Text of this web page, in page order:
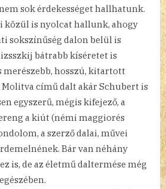
sok érdekességet hallhatunk.
közül is nyolcat hallunk, ahogy
sokszínűség dalon belül is
bátrabb kíséretet is
merészebb, hosszú, kitartott
című dalt akár Schubert is
egyszerű, mégis kifejező, a
a kiút (némi maggiorés
a szerző dalai, művei
Bár van néhány
is, de az életmű daltermése még